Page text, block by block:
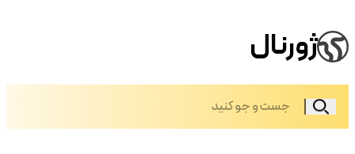
ژورنال